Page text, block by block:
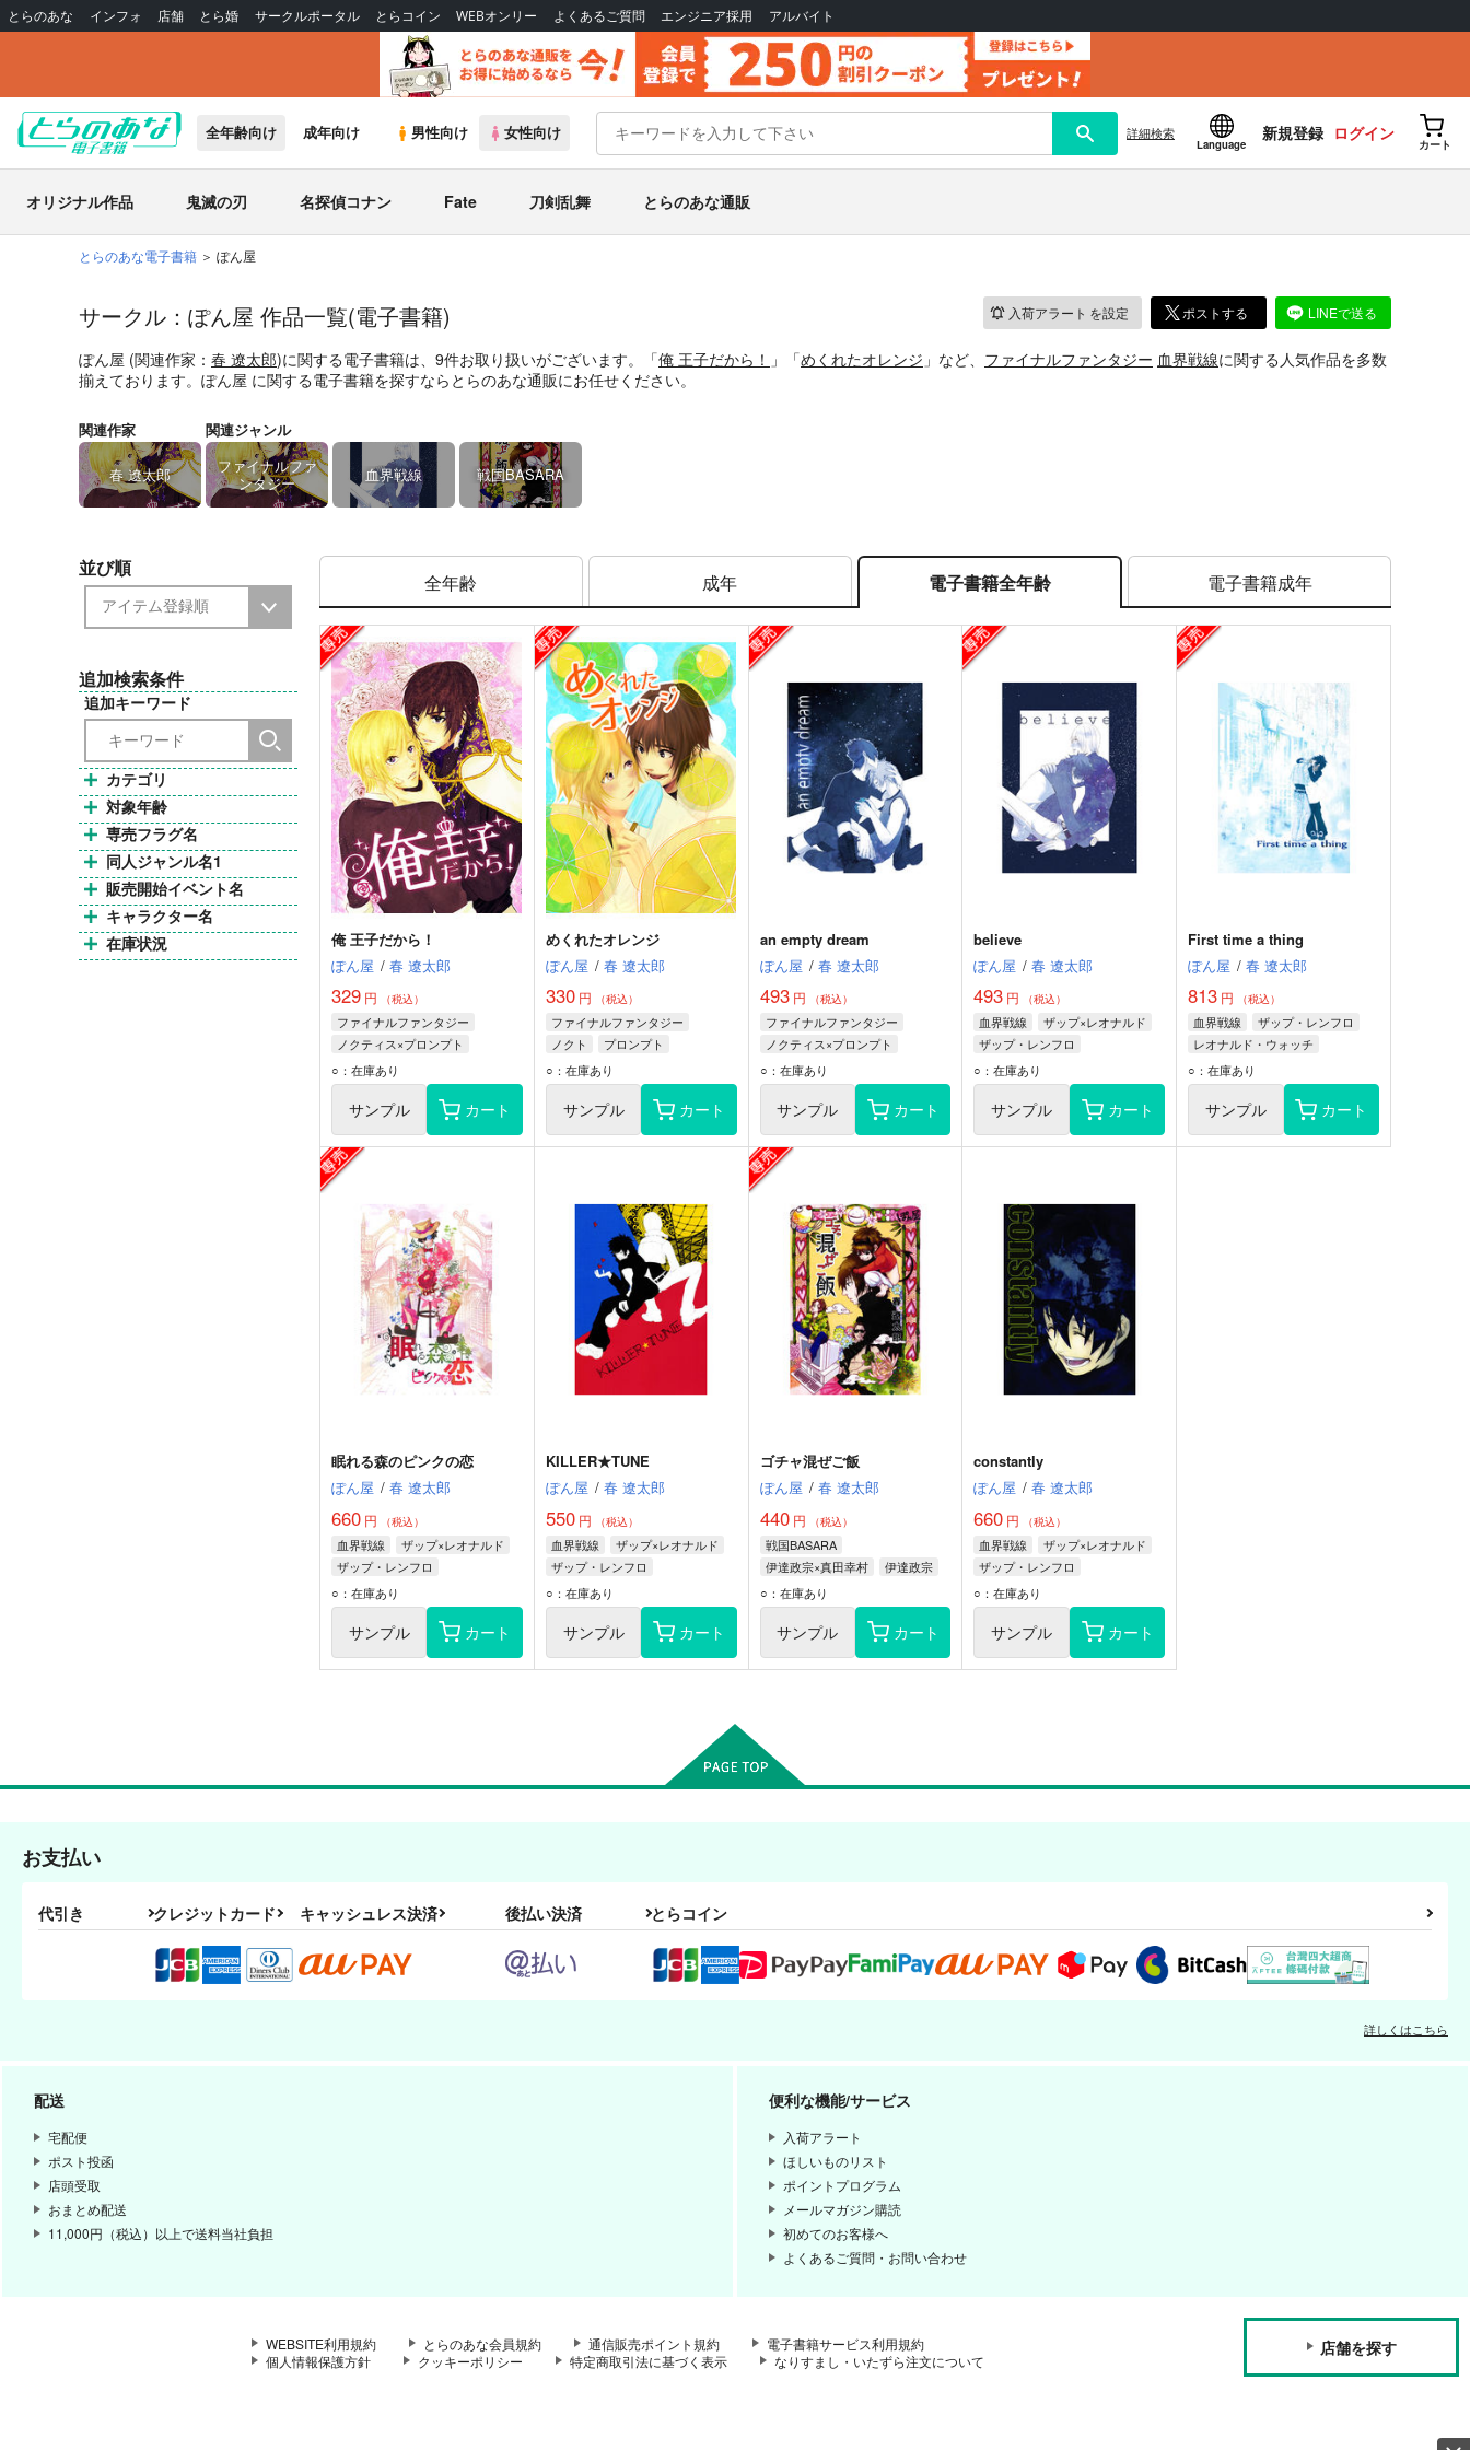
とらのあな インフォ 店舗 とら婚 サークルポータル とらコイン WEBオンリー よくあるご質問 エンジニア採用 アルバイト
全年齢向け 成年向け 男性向け 女性向け 詳細検索
Language
新規登録 ログイン
カート
オリジナル作品 鬼滅の刃 名探偵コナン Fate 刀剣乱舞 とらのあな通販
とらのあな電子書籍 ぽん屋
入荷アラート を設定 ポストする LINEで送る
サークル：ぽん屋 作品一覧(電子書籍)
ぽん屋 (関連作家： 春 遼太郎)に関する電子書籍は、9件お取り扱いがございます。「俺 王子だから！ 」「めくれたオレンジ 」など、 ファイナルファンタジー 血界戦線に関する人気作品を多数
揃えております。ぽん屋 に関する電子書籍を探すならとらのあな通販にお任せください。
関連作家
春 遼太郎
関連ジャンル
ファイナルファ
ンタジー
血界戦線 戦国BASARA
並び順
追加検索条件
追加キーワード
カテゴリ
対象年齢
専売フラグ名
同人ジャンル名1
販売開始イベント名
キャラクター名
在庫状況
全年齢 成年 電子書籍全年齢 電子書籍成年
俺 王子だから！
ぽん屋 / 春 遼太郎
329 円 （税込）
ファイナルファンタジー
ノクティス×プロンプト
ノクティス・ルシス・チェラム
プロンプト・アージェンタム
○：在庫あり
サンプル カート
めくれたオレンジ
ぽん屋 / 春 遼太郎
330円 （税込）
ファイナルファンタジー
ノクト
プロンプト
○：在庫あり
サンプル カート
an empty dream
ぽん屋 / 春 遼太郎
493円 （税込）
ファイナルファンタジー
ノクティス×プロンプト
ノクティス・ルシス・チェラム
プロンプト・アージェンタム
○：在庫あり
サンプル カート
believe
ぽん屋 / 春 遼太郎
493 円 （税込）
血界戦線
ザップ×レオナルド
ザップ・レンフロ
レオナルド・ウォッチ
○：在庫あり
サンプル カート
First time a thing
ぽん屋 / 春 遼太郎
813 円 （税込）
血界戦線
ザップ・レンフロ
レオナルド・ウォッチ
○：在庫あり
サンプル カート
眠れる森のピンクの恋
ぽん屋 / 春 遼太郎
660 円 （税込）
血界戦線
ザップ×レオナルド
ザップ・レンフロ
レオナルド・ウォッチ
○：在庫あり
サンプル カート
KILLER★TUNE
ぽん屋 / 春 遼太郎
550円 （税込）
血界戦線
ザップ×レオナルド
ザップ・レンフロ
レオナルド・ウォッチ
○：在庫あり
サンプル カート
ゴチャ混ぜご飯
ぽん屋 / 春 遼太郎
440円 （税込）
戦国BASARA
伊達政宗×真田幸村
伊達政宗
真田幸村
○：在庫あり
サンプル カート
constantly
ぽん屋 / 春 遼太郎
660 円 （税込）
血界戦線
ザップ×レオナルド
ザップ・レンフロ
レオナルド・ウォッチ
○：在庫あり
サンプル カート
お支払い
代引き クレジットカード キャッシュレス決済 後払い決済 とらコイン
詳しくはこちら
配送
宅配便
ポスト投函
店頭受取
おまとめ配送
11,000円（税込）以上で送料当社負担
便利な機能/サービス
入荷アラート
ほしいものリスト
ポイントプログラム
メールマガジン購読
初めてのお客様へ
よくあるご質問・お問い合わせ
WEBSITE利用規約 とらのあな会員規約 通信販売ポイント規約
電子書籍サービス利用規約
個人情報保護方針
クッキーポリシー 特定商取引法に基づく表示 なりすまし・いたずら注文について
店舗を探す